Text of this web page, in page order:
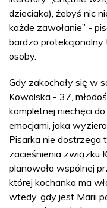
dzieciaka), żebyś nic
każde zawołanie” -
bardzo
osoby.
Gdy zakochały się w
Kowalska - 37,
kompletnej niechęci
emocjami, jaka
Pisarka nie dostrzega
zacieśnienia związku
planowała wspólnej
której kochanka ma
wtedy, gdy jest Marii